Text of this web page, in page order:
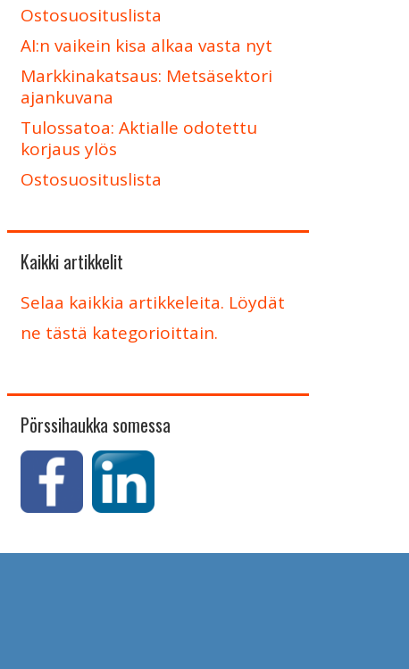
Ostosuosituslista
AI:n vaikein kisa alkaa vasta nyt
Markkinakatsaus: Metsäsektori
ajankuvana
Tulossatoa: Aktialle odotettu
korjaus ylös
Ostosuosituslista
Kaikki artikkelit
Selaa kaikkia artikkeleita. Löydät
ne tästä kategorioittain.
Pörssihaukka somessa